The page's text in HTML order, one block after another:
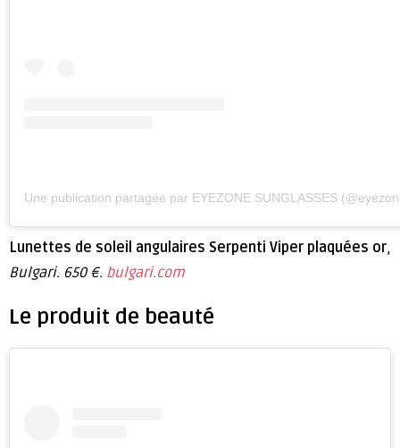
Une publication partagée par EYEZONE SUNGLASSES
Lunettes de soleil angulaires Serpenti Viper plaquées or,
Bulgari. 650 €. bulgari.com
Le produit de beauté